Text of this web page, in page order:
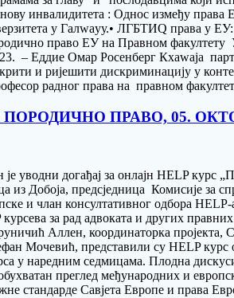
инвалидитета : Однос између
у Галwаyу.• ЛГБТИQ права у
право ЕУ на Правном факултету
– Еддие Омар Росенберг Кхаwаја
и ријешити дискриминацију у
радног права на правном
ПРАВО, 05.
уводни догађај за онлајн HELP
Добоја, предсjедница Комисије за
и члан консултативног одбора
за рад адвоката и других
Аллен, координаторка пројекта,
Мочевић, представили су HELP курс
у наредним седмицама. Плодна
преглед међународних и
стандарде Савјета Европе и права